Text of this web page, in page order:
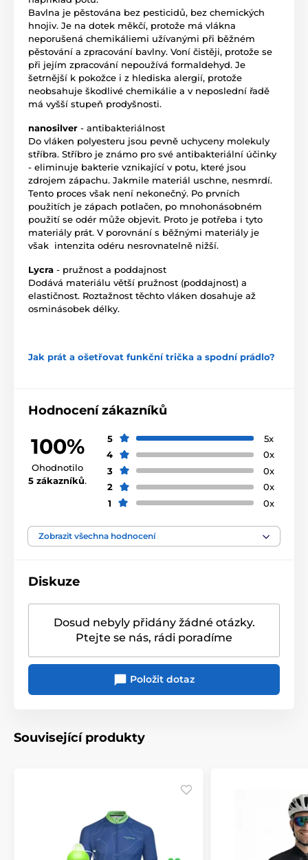
Bavlna je pěstována bez pesticidů, bez chemických
hnojiv. Je na dotek měkčí, protože má vlákna
neporušená chemikáliemi užívanými při běžném
pěstování a zpracování bavlny. Voní čistěji, protože se
při jejím zpracování nepoužívá formaldehyd. Je
šetrnější k pokožce i z hlediska alergií, protože
neobsahuje škodlivé chemikálie a v neposlední řadě
má vyšší stupeň prodyšnosti.
nanosilver - antibakteriálnost
Do vláken polyesteru jsou pevně uchyceny molekuly
stříbra. Stříbro je známo pro své antibakteriální účinky
- eliminuje bakterie vznikající v potu, které jsou
zdrojem zápachu. Jakmile materiál uschne, nesmrdí.
Tento proces však není nekonečný. Po prvních
použitích je zápach potlačen, po mnohonásobném
použití se odér může objevit. Proto je potřeba i tyto
materiály prát. V porovnání s běžnými materiály je
však intenzita odéru nesrovnatelně nižší.
Lycra - pružnost a poddajnost
Dodává materiálu větší pružnost (poddajnost) a
elastičnost. Roztažnost těchto vláken dosahuje až
osminásobek délky.
Jak prát a ošetřovat funkční trička a spodní prádlo?
Hodnocení zákazníků
100%
Ohodnotilo
5 zákazníků.
5
5x
4
0x
3
0x
2
0x
1
0x
Zobrazit všechna hodnocení
Diskuze
Dosud nebyly přidány žádné otázky.
Ptejte se nás, rádi poradíme
Položit dotaz
Související produkty